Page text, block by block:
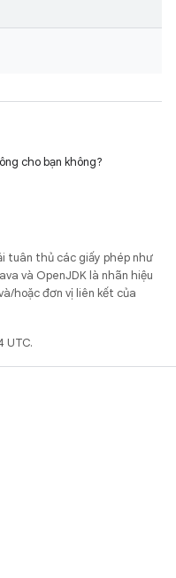
cho bạn không?
tuân thủ các giấy phép như
và OpenJDK là nhãn hiệu
hoặc đơn vị liên kết của
UTC.